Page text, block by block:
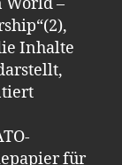
Inhalte
für